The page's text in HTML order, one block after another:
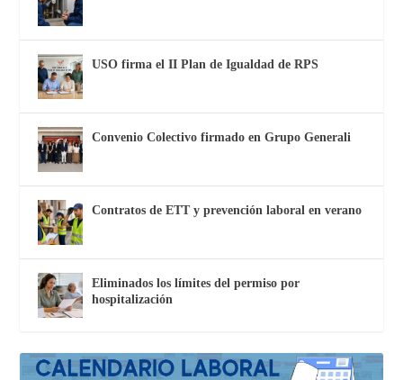
USO firma el II Plan de Igualdad de RPS
Convenio Colectivo firmado en Grupo Generali
Contratos de ETT y prevención laboral en verano
Eliminados los límites del permiso por
hospitalización